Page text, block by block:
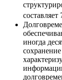
иногда